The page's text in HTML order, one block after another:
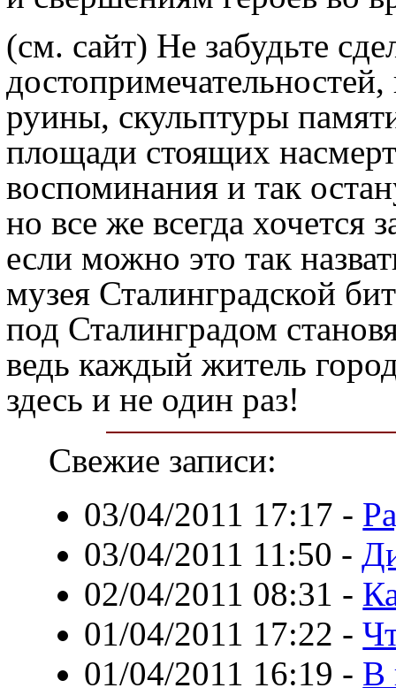
(см. сайт) Не забудьте
руины, скульптуры
площади стоящих
воспоминания и так
но все же всегда хочется
если можно это так
музея Сталинградской
под Сталинградом
ведь каждый житель
здесь и не один раз!
Свежие записи:
03/04/2011 17:17 -
03/04/2011 11:50 -
02/04/2011 08:31 -
01/04/2011 17:22 -
01/04/2011 16:19 - В